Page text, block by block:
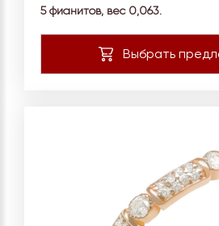
5 фианитов, вес 0,063.